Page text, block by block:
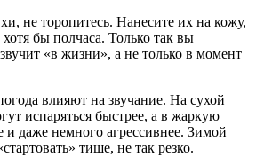
не торопитесь. Нанесите их на кожу,
бы полчаса. Только так вы
«в жизни», а не только в момент
влияют на звучание. На сухой
испаряться быстрее, а в жаркую
и даже немного агрессивнее. Зимой
тише, не так резко.